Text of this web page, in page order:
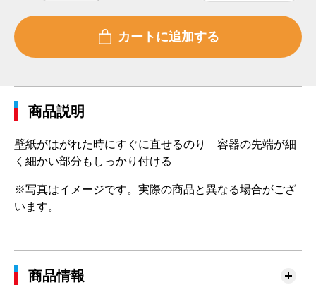
商品説明
壁紙がはがれた時にすぐに直せるのり 容器の先端が細
く細かい部分もしっかり付ける
※写真はイメージです。実際の商品と異なる場合がござ
います。
商品情報